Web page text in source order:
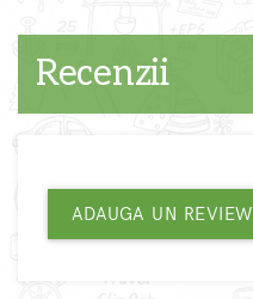
Recenzii
ADAUGA UN REVIEW